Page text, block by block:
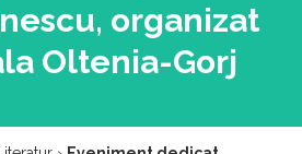
organizat
Oltenia-Gorj